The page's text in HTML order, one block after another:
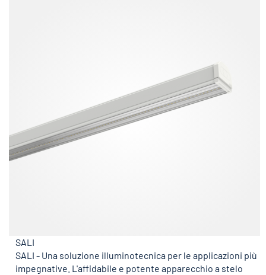
SALI
SALI - Una soluzione illuminotecnica per le applicazioni più
impegnative. L'affidabile e potente apparecchio a stelo